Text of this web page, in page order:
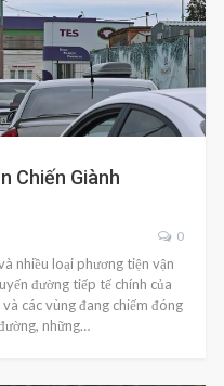
Chiến Giành
0
nhiều loại phương tiện vận
đường tiếp tế chính của
các vùng đang chiếm đóng
những…